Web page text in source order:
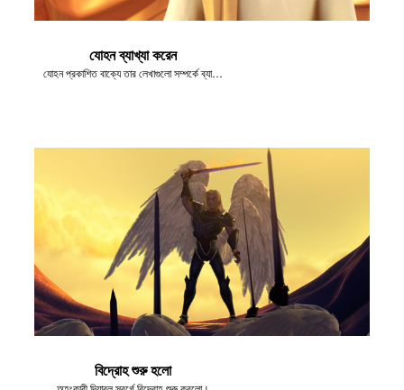
যোহন ব্যাখ্যা করেন
যোহন প্রকাশিত বাক্যে তার লেখাগুলো সম্পর্কে ব্যাখ্যা করেন।
বিদ্রোহ শুরু হলো